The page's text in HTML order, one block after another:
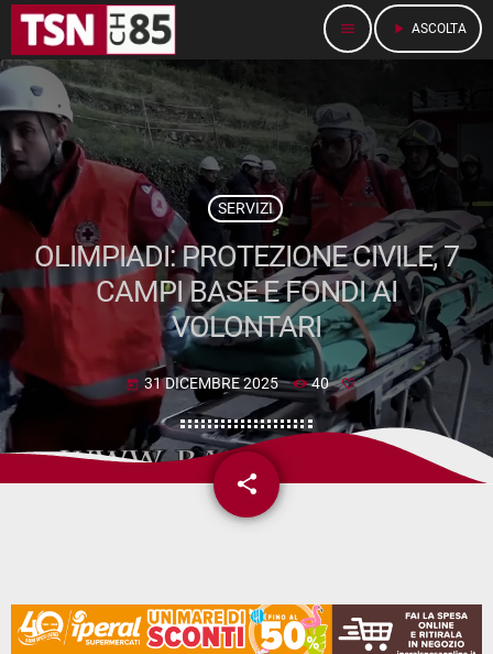
menu play_arrow ASCOLTA
SERVIZI
OLIMPIADI: PROTEZIONE CIVILE, 7
CAMPI BASE E FONDI AI
VOLONTARI
today 31 DICEMBRE 2025 40
share
email